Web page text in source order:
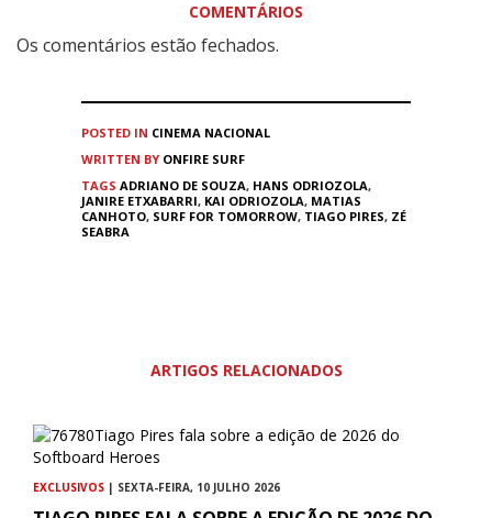
COMENTÁRIOS
Os comentários estão fechados.
POSTED IN CINEMA NACIONAL
WRITTEN BY ONFIRE SURF
TAGS ADRIANO DE SOUZA, HANS ODRIOZOLA,
JANIRE ETXABARRI, KAI ODRIOZOLA, MATIAS
CANHOTO, SURF FOR TOMORROW, TIAGO PIRES, ZÉ
SEABRA
ARTIGOS RELACIONADOS
EXCLUSIVOS | SEXTA-FEIRA, 10 JULHO 2026